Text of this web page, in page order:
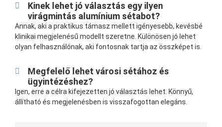
Kinek lehet jó választás egy ilyen
virágmintás alumínium sétabot?
Annak, aki a praktikus támasz mellett igényesebb, kevésbé
klinikai megjelenésű modellt szeretne. Különösen jó lehet
olyan felhasználónak, aki fontosnak tartja az összképet is.
Megfelelő lehet városi sétához és
ügyintézéshez?
Igen, erre a célra kifejezetten jó választás lehet. Könnyű,
állítható és megjelenésben is visszafogottan elegáns.